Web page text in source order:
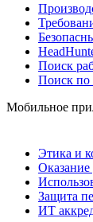
Поиск
Поиск по
Мобильное
Этика и
Оказание
Защита
ИТ